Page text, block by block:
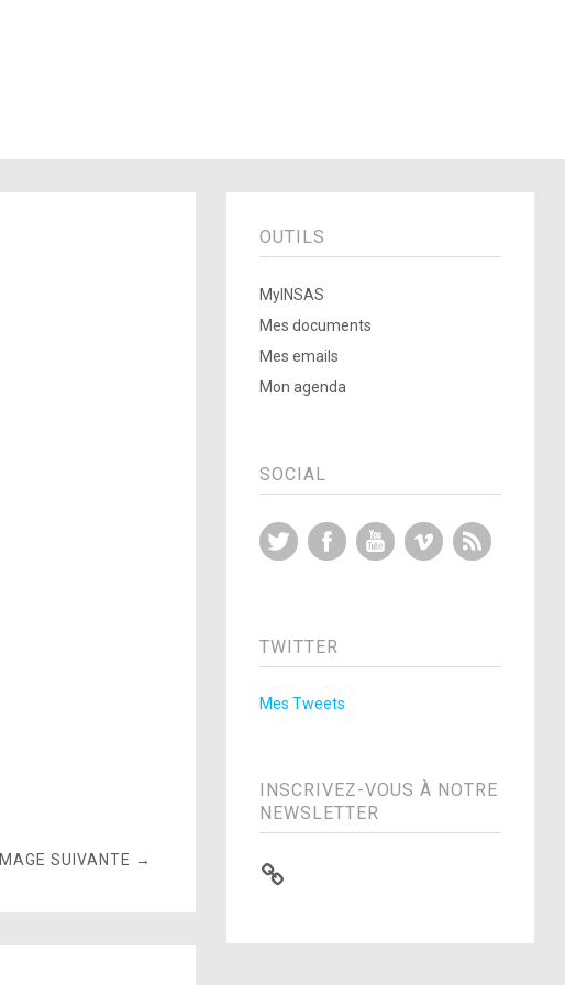
IMAGE SUIVANTE →
OUTILS
MyINSAS
Mes documents
Mes emails
Mon agenda
SOCIAL
Twitter FacebookYouTubeVimeo
TWITTER
Mes Tweets
INSCRIVEZ-VOUS À NOTRE
NEWSLETTER